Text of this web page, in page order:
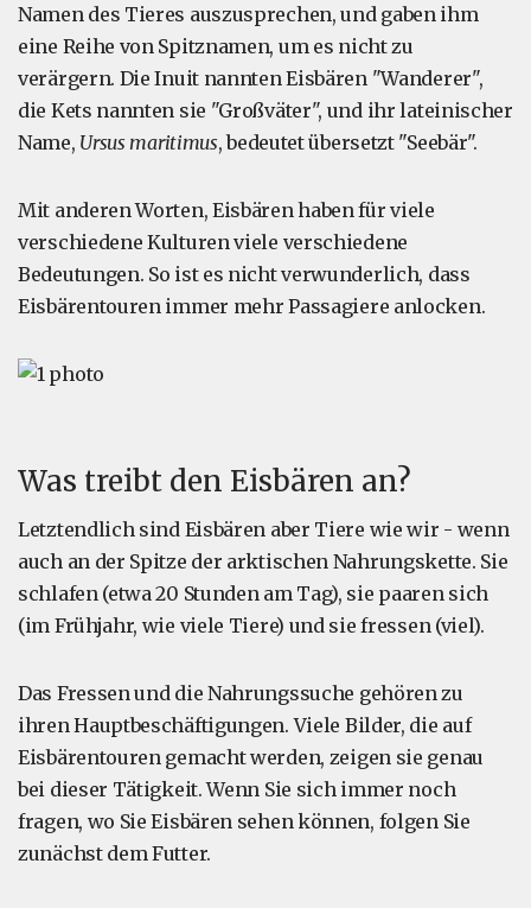
Namen des Tieres auszusprechen, und gaben ihm
eine Reihe von Spitznamen, um es nicht zu
verärgern. Die Inuit nannten Eisbären "Wanderer",
die Kets nannten sie "Großväter", und ihr lateinischer
Name, Ursus maritimus, bedeutet übersetzt "Seebär".
Mit anderen Worten, Eisbären haben für viele
verschiedene Kulturen viele verschiedene
Bedeutungen. So ist es nicht verwunderlich, dass
Eisbärentouren immer mehr Passagiere anlocken.
Was treibt den Eisbären an?
Letztendlich sind Eisbären aber Tiere wie wir - wenn
auch an der Spitze der arktischen Nahrungskette. Sie
schlafen (etwa 20 Stunden am Tag), sie paaren sich
(im Frühjahr, wie viele Tiere) und sie fressen (viel).
Das Fressen und die Nahrungssuche gehören zu
ihren Hauptbeschäftigungen. Viele Bilder, die auf
Eisbärentouren gemacht werden, zeigen sie genau
bei dieser Tätigkeit. Wenn Sie sich immer noch
fragen, wo Sie Eisbären sehen können, folgen Sie
zunächst dem Futter.